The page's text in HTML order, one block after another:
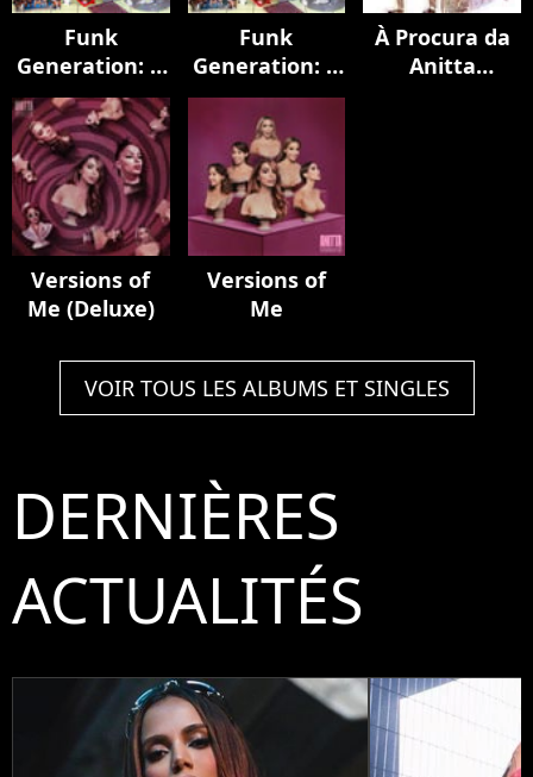
Funk
Generation: A
Favela Love
Story
Funk
Generation: A
Favela Love
Story
À Procura da
Anitta
Versions of
Me (Deluxe)
Versions of
Me
VOIR TOUS LES ALBUMS ET SINGLES
DERNIÈRES
ACTUALITÉS